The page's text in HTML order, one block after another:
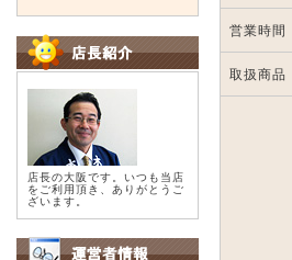
店長の大阪です。いつも当店
をご利用頂き、ありがとうご
ざいます。
営業時間
取扱商品